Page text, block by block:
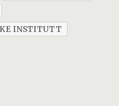
INSTITUTT